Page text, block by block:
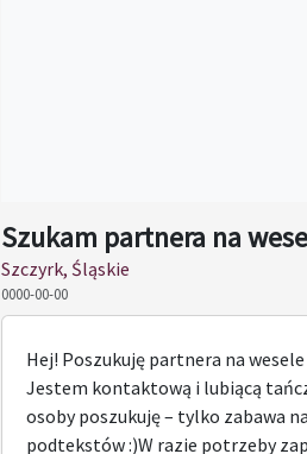
Szukam partnera na
Szczyrk, Śląskie
0000-00-00
Hej! Poszukuję partnera na wesele
Jestem kontaktową i lubiącą
osoby poszukuję – tylko zabawa
podtekstów :)W razie potrzeby